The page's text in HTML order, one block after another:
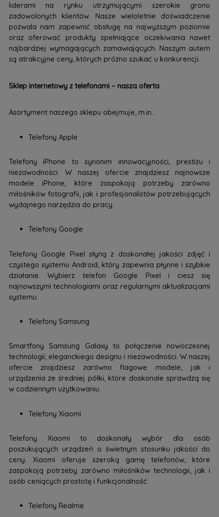
liderami na rynku utrzymującymi szerokie grono
zadowolonych klientów. Nasze wieloletnie doświadczenie
pozwala nam zapewnić obsługę na najwyższym poziomie
oraz oferować produkty spełniające oczekiwania nawet
najbardziej wymagających zamawiających. Naszym autem
są atrakcyjne ceny, których próżno szukać u konkurencji.
Sklep internetowy z telefonami – nasza oferta
Asortyment naszego sklepu obejmuje, m.in.:
Telefony Apple
Telefony iPhone to synonim innowacyjności, prestiżu i
niezawodności. W naszej ofercie znajdziesz najnowsze
modele iPhone, które zaspokoją potrzeby zarówno
miłośników fotografii, jak i profesjonalistów potrzebujących
wydajnego narzędzia do pracy.
Telefony Google
Telefony Google Pixel słyną z doskonałej jakości zdjęć i
czystego systemu Android, który zapewnia płynne i szybkie
działanie. Wybierz telefon Google Pixel i ciesz się
najnowszymi technologiami oraz regularnymi aktualizacjami
systemu.
Telefony Samsung
Smartfony Samsung Galaxy to połączenie nowoczesnej
technologii, eleganckiego designu i niezawodności. W naszej
ofercie znajdziesz zarówno flagowe modele, jak i
urządzenia ze średniej półki, które doskonale sprawdzą się
w codziennym użytkowaniu.
Telefony Xiaomi
Telefony Xiaomi to doskonały wybór dla osób
poszukujących urządzeń o świetnym stosunku jakości do
ceny. Xiaomi oferuje szeroką gamę telefonów, które
zaspokoją potrzeby zarówno miłośników technologii, jak i
osób ceniących prostotę i funkcjonalność.
Telefony Realme